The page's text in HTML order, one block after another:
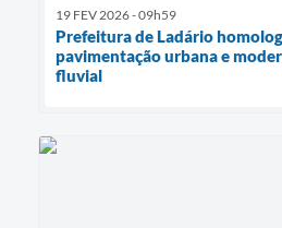
19 FEV 2026 - 09h59
Prefeitura de Ladário
pavimentação urbana e
fluvial